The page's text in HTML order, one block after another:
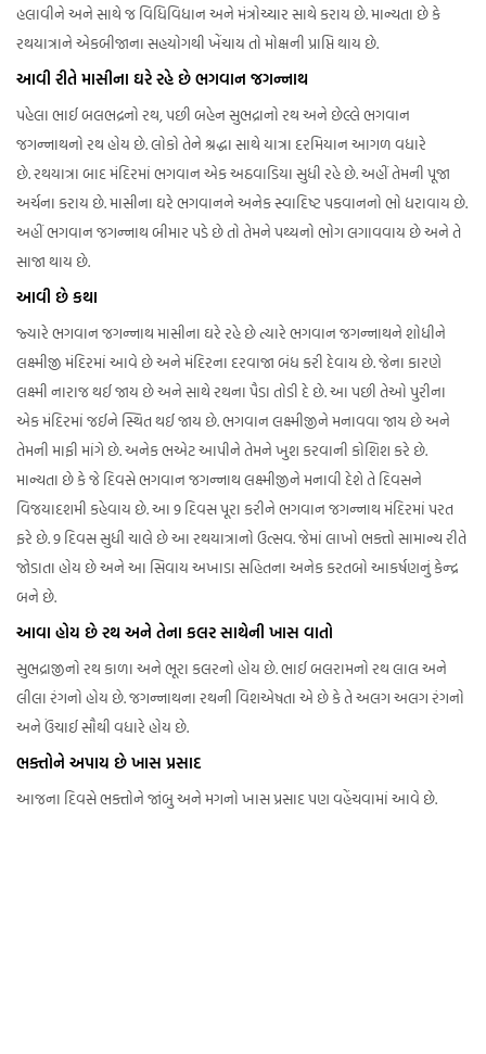
હલાવીને અને સાથે જ વિધિવિધાન અને મંત્રોચ્ચાર સાથે કરાય છે. માન્યતા છે કે
રથયાત્રાને એકબીજાના સહયોગથી ખેંચાય તો મોક્ષની પ્રાપ્તિ થાય છે.
આવી રીતે માસીના ઘરે રહે છે ભગવાન જગન્નાથ
પહેલા ભાઈ બલભદ્રનો રથ, પછી બહેન સુભદ્રાનો રથ અને છેલ્લે ભગવાન
જગન્નાથનો રથ હોય છે. લોકો તેને શ્રદ્ધા સાથે યાત્રા દરમિયાન આગળ વધારે
છે. રથયાત્રા બાદ મંદિરમાં ભગવાન એક અઠવાડિયા સુધી રહે છે. અહીં તેમની પૂજા
અર્ચના કરાય છે. માસીના ઘરે ભગવાનને અનેક સ્વાદિષ્ટ પકવાનનો ભો ધરાવાય છે.
અહીં ભગવાન જગન્નાથ બીમાર પડે છે તો તેમને પથ્યનો ભોગ લગાવવાય છે અને તે
સાજા થાય છે.
આવી છે કથા
જ્યારે ભગવાન જગન્નાથ માસીના ઘરે રહે છે ત્યારે ભગવાન જગન્નાથને શોધીને
લક્ષ્મીજી મંદિરમાં આવે છે અને મંદિરના દરવાજા બંધ કરી દેવાય છે. જેના કારણે
લક્ષ્મી નારાજ થઈ જાય છે અને સાથે રથના પૈડા તોડી દે છે. આ પછી તેઓ પુરીના
એક મંદિરમાં જઈને સ્થિત થઈ જાય છે. ભગવાન લક્ષ્મીજીને મનાવવા જાય છે અને
તેમની માફી માંગે છે. અનેક ભએટ આપીને તેમને ખુશ કરવાની કોશિશ કરે છે.
માન્યતા છે કે જે દિવસે ભગવાન જગન્નાથ લક્ષ્મીજીને મનાવી દેશે તે દિવસને
વિજયાદશમી કહેવાય છે. આ 9 દિવસ પૂરા કરીને ભગવાન જગન્નાથ મંદિરમાં પરત
ફરે છે. 9 દિવસ સુધી ચાલે છે આ રથયાત્રાનો ઉત્સવ. જેમાં લાખો ભક્તો સામાન્ય રીતે
જોડાતા હોય છે અને આ સિવાય અખાડા સહિતના અનેક કરતબો આકર્ષણનું કેન્દ્ર
બને છે.
આવા હોય છે રથ અને તેના કલર સાથેની ખાસ વાતો
સુભદ્રાજીનો રથ કાળા અને ભૂરા કલરનો હોય છે. ભાઈ બલરામનો રથ લાલ અને
લીલા રંગનો હોય છે. જગન્નાથના રથની વિશએષતા એ છે કે તે અલગ અલગ રંગનો
અને ઉંચાઈ સૌથી વધારે હોય છે.
ભક્તોને અપાય છે ખાસ પ્રસાદ
આજના દિવસે ભક્તોને જાંબુ અને મગનો ખાસ પ્રસાદ પણ વહેંચવામાં આવે છે.